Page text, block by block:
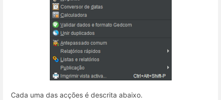
Cada uma das acções é descrita abaixo.